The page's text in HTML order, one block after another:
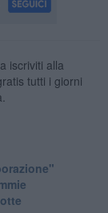
iscriviti alla
tutti i giorni